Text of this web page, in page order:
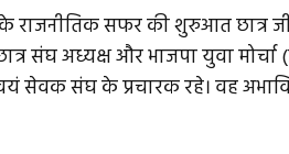
राजनीतिक सफर की शुरुआत छात्र
संघ अध्यक्ष और भाजपा युवा मोर्चा
सेवक संघ के प्रचारक रहे। वह